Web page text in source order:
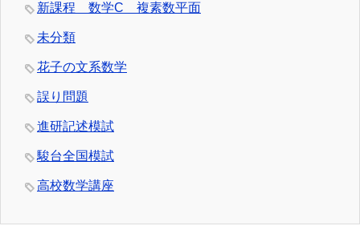
新課程 数学C 複素数平面
未分類
花子の文系数学
誤り問題
進研記述模試
駿台全国模試
高校数学講座